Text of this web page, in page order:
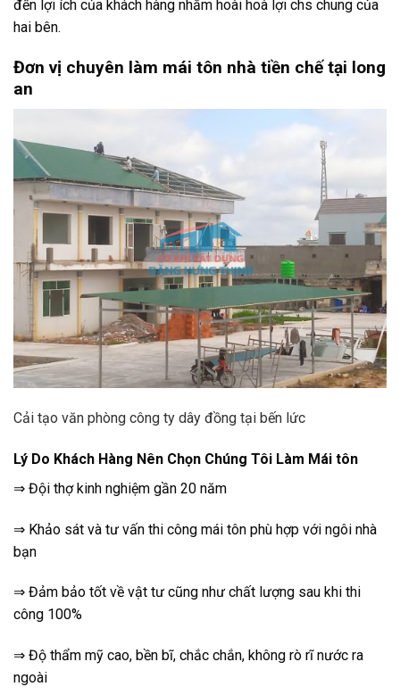
đến lợi ích của khách hàng nhằm hoài hoà lợi chs chung của
hai bên.
Đơn vị chuyên làm mái tôn nhà tiền chế tại long
an
Cải tạo văn phòng công ty dây đồng tại bến lức
Lý Do Khách Hàng Nên Chọn Chúng Tôi Làm Mái tôn
⇒ Đội thợ kinh nghiệm gần 20 năm
⇒ Khảo sát và tư vấn thi công mái tôn phù hợp với ngôi nhà
bạn
⇒ Đảm bảo tốt về vật tư cũng như chất lượng sau khi thi
công 100%
⇒ Độ thẩm mỹ cao, bền bĩ, chắc chắn, không rò rĩ nước ra
ngoài